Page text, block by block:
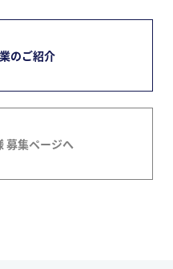
のご紹介
募集ページへ